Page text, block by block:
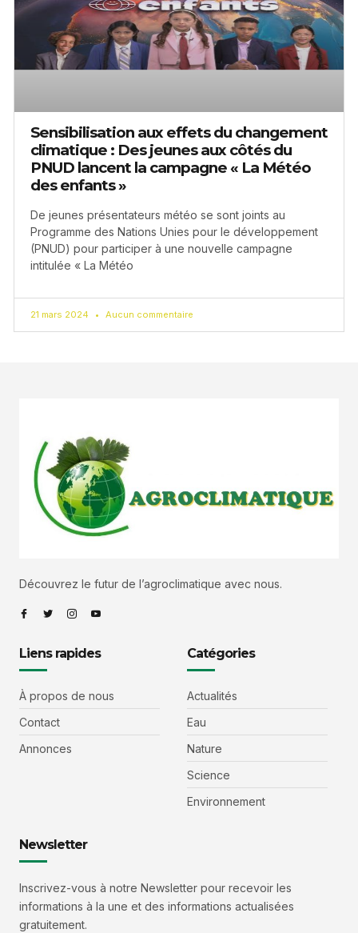
Sensibilisation aux effets du changement
climatique : Des jeunes aux côtés du
PNUD lancent la campagne « La Météo
des enfants »
De jeunes présentateurs météo se sont joints au
Programme des Nations Unies pour le développement
(PNUD) pour participer à une nouvelle campagne
intitulée « La Météo
21 mars 2024 Aucun commentaire
Découvrez le futur de l’agroclimatique avec nous.
Liens rapides
À propos de nous
Contact
Annonces
Catégories
Actualités
Eau
Nature
Science
Environnement
Newsletter
Inscrivez-vous à notre Newsletter pour recevoir les
informations à la une et des informations actualisées
gratuitement.